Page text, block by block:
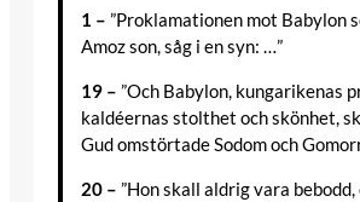
1 – ”Proklamationen mot Babylon
Amoz son, såg i en syn: …”
19 – ”Och Babylon, kungarikenas
kaldéernas stolthet och skönhet,
Gud omstörtade Sodom och
20 – ”Hon skall aldrig vara bebodd,